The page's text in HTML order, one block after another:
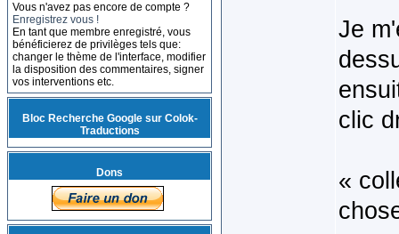
Vous n'avez pas encore de compte ?
Enregistrez vous !
En tant que membre enregistré, vous
bénéficierez de privilèges tels que:
changer le thème de l'interface, modifier
la disposition des commentaires, signer
vos interventions etc.
Bloc Recherche Google sur Colok-
Traductions
Dons
Je
clic
«